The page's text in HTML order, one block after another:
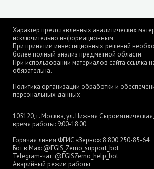
Характер представленных аналитических
исключительно информационным.
При принятии инвестиционных решений
более полный анализ предметной области.
При использовании материалов сайта ссылка
обязательна.
Политика организации обработки и
персональных данных
105120, г. Москва, ул. Нижняя
время работы: 9:00-18:00
Горячая линия ФГИС «Зерно»: 8 800 250-85-64
Бот в Max: @FGIS_Zerno_support_bot
Telegram-чат: @FGISZerno_help_bot
Аварийный режим работы